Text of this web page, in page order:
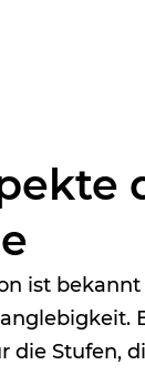
ist
die Stufen,